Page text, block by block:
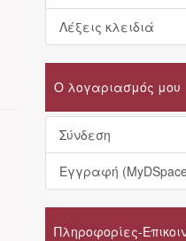
Λέξεις κλειδιά
Ο λογαριασμός μου
Σύνδεση
Εγγραφή
Πληροφορίες-